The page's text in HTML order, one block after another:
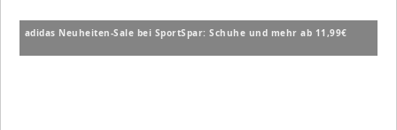
adidas Neuheiten-Sale bei SportSpar: Schuhe und mehr ab 11,99€